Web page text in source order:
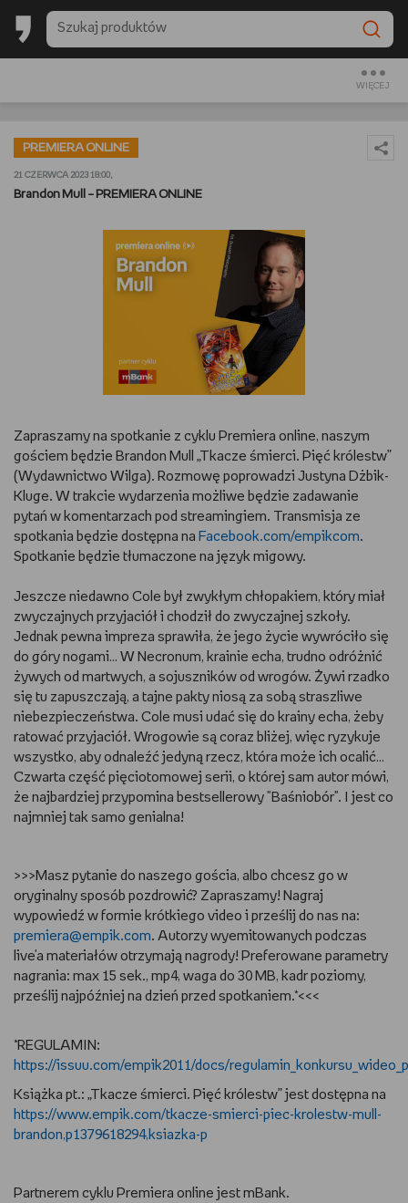
WIĘCEJ
BESTSELLERY EMPIKU 2025
OGLĄDAM
PREZENTOWNIKI
URZĄDZAM I DEKORUJĘ
RYSUJĘ
DIY
MAM ZWIERZĘTA
PASJE DZIECKA
TRENUJĘ
PORADNIKI
WYWIADY
WSZYSTKO O LEGO
PREMIERA ONLINE
21 CZERWCA 2023 18:00,
Brandon Mull – PREMIERA ONLINE
Zapraszamy na spotkanie z cyklu Premiera online, naszym
gościem będzie Brandon Mull „Tkacze śmierci. Pięć królestw”
(Wydawnictwo Wilga). Rozmowę poprowadzi Justyna Dżbik-
Kluge. W trakcie wydarzenia możliwe będzie zadawanie
pytań w komentarzach pod streamingiem. Transmisja ze
spotkania będzie dostępna na Facebook.com/empikcom.
Spotkanie będzie tłumaczone na język migowy.
Jeszcze niedawno Cole był zwykłym chłopakiem, który miał
zwyczajnych przyjaciół i chodził do zwyczajnej szkoły.
Jednak pewna impreza sprawiła, że jego życie wywróciło się
do góry nogami… W Necronum, krainie echa, trudno odróżnić
żywych od martwych, a sojuszników od wrogów. Żywi rzadko
się tu zapuszczają, a tajne pakty niosą za sobą straszliwe
niebezpieczeństwa. Cole musi udać się do krainy echa, żeby
ratować przyjaciół. Wrogowie są coraz bliżej, więc ryzykuje
wszystko, aby odnaleźć jedyną rzecz, która może ich ocalić…
Czwarta część pięciotomowej serii, o której sam autor mówi,
że najbardziej przypomina bestsellerowy "Baśniobór". I jest co
najmniej tak samo genialna!
>>>Masz pytanie do naszego gościa, albo chcesz go w
oryginalny sposób pozdrowić? Zapraszamy! Nagraj
wypowiedź w formie krótkiego video i prześlij do nas na:
premiera@empik.com. Autorzy wyemitowanych podczas
live'a materiałów otrzymają nagrody! Preferowane parametry
nagrania: max 15 sek., mp4, waga do 30 MB, kadr poziomy,
prześlij najpóźniej na dzień przed spotkaniem.*<<<
*REGULAMIN:
https://issuu.com/empik2011/docs/
Książka pt.: „Tkacze śmierci. Pięć królestw” jest dostępna na
https://www.empik.com/tkacze-smierci-piec-krolestw-mull-
brandon,p1379618294,ksiazka-p
Partnerem cyklu Premiera online jest mBank.